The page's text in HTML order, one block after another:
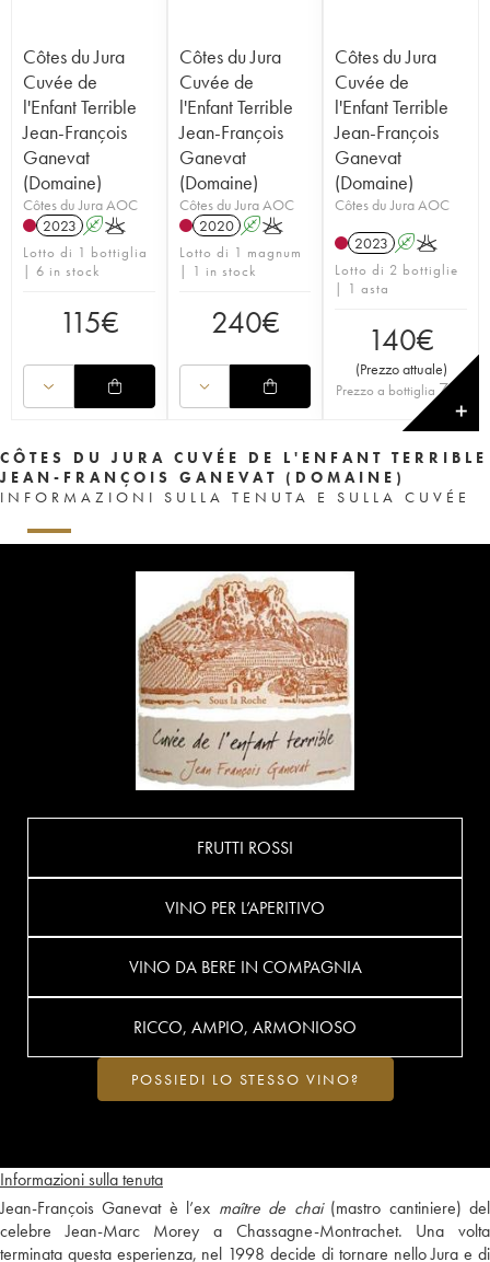
Côtes du Jura
Cuvée de
l'Enfant Terrible
Jean-François
Ganevat
(Domaine)
Côtes du Jura AOC
2023 AK
Lotto di 1 bottiglia
| 6 in stock
115€
Côtes du Jura
Cuvée de
l'Enfant Terrible
Jean-François
Ganevat
(Domaine)
Côtes du Jura AOC
2020 AK
Lotto di 1 magnum
| 1 in stock
240€
Côtes du Jura
Cuvée de
l'Enfant Terrible
Jean-François
Ganevat
(Domaine)
Côtes du Jura AOC
2023 AK
Lotto di 2 bottiglie
| 1 asta
140€
(Prezzo attuale)
Prezzo a bottiglia 70
✕
CÔTES DU JURA CUVÉE DE L'ENFANT TERRIBLE
JEAN-FRANÇOIS GANEVAT (DOMAINE)
INFORMAZIONI SULLA TENUTA E SULLA CUVÉE
Informazioni sulla tenuta
Jean-François Ganevat è l’ex maître de chai(mastro cantiniere) del
celebre Jean-Marc Morey a Chassagne-Montrachet. Una volta
terminata questa esperienza, nel 1998 decide di tornare nello Jura e di
FRUTTI ROSSI
VINO PER L’APERITIVO
VINO DA BERE IN COMPAGNIA
RICCO, AMPIO, ARMONIOSO
POSSIEDI LO STESSO VINO?